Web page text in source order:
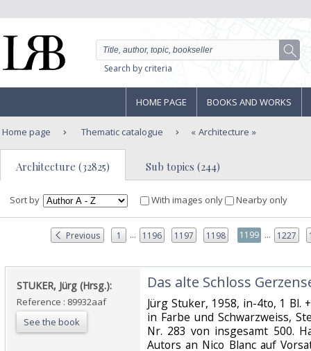
Search by criteria
HOME PAGE BOOKS AND WORKS
Home page Thematic catalogue Architecture
Architecture (32825) Sub topics (244)
Sort by With images only Nearby only
Previous 1 ... 1196 1197 1198 1199 ... 1227
‎STUKER, Jürg (Hrsg.):‎
Reference : 89932aaf
See the book
‎Das alte Schloss
‎Jürg Stuker, 1958, in-4to, 1 Bl.
in Farbe und Schwarzweiss,
Nr. 283 von insgesamt 500.
Autors an Nico Blanc auf